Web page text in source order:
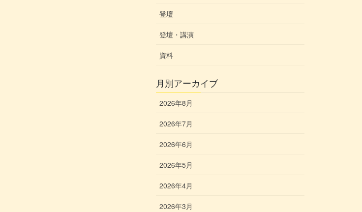
登壇
登壇・講演
資料
月別アーカイブ
2026年8月
2026年7月
2026年6月
2026年5月
2026年4月
2026年3月